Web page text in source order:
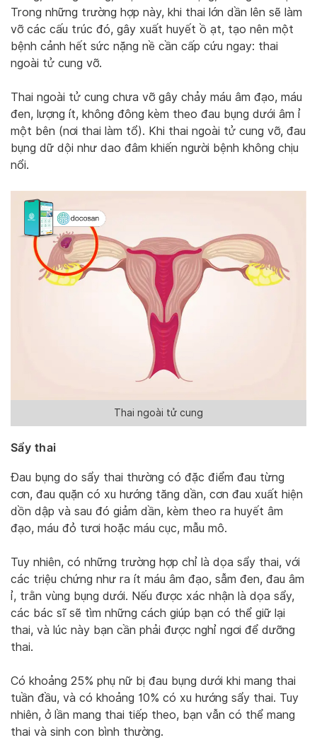
Trong những trường hợp này, khi thai lớn dần lên sẽ làm
vỡ các cấu trúc đó, gây xuất huyết ồ ạt, tạo nên một
bệnh cảnh hết sức nặng nề cần cấp cứu ngay: thai
ngoài tử cung vỡ.
Thai ngoài tử cung chưa vỡ gây chảy máu âm đạo, máu
đen, lượng ít, không đông kèm theo đau bụng dưới âm ỉ
một bên (nơi thai làm tổ). Khi thai ngoài tử cung vỡ, đau
bụng dữ dội như dao đâm khiến người bệnh không chịu
nổi.
Thai ngoài tử cung
Sẩy thai
Đau bụng do sẩy thai thường có đặc điểm đau từng
cơn, đau quặn có xu hướng tăng dần, cơn đau xuất hiện
dồn dập và sau đó giảm dần, kèm theo ra huyết âm
đạo, máu đỏ tươi hoặc máu cục, mẫu mô.
Tuy nhiên, có những trường hợp chỉ là dọa sẩy thai, với
các triệu chứng như ra ít máu âm đạo, sẫm đen, đau âm
ỉ, trằn vùng bụng dưới. Nếu được xác nhận là dọa sẩy,
các bác sĩ sẽ tìm những cách giúp bạn có thể giữ lại
thai, và lúc này bạn cần phải được nghỉ ngơi để dưỡng
thai.
Có khoảng 25% phụ nữ bị đau bụng dưới khi mang thai
tuần đầu, và có khoảng 10% có xu hướng sẩy thai. Tuy
nhiên, ở lần mang thai tiếp theo, bạn vẫn có thể mang
thai và sinh con bình thường.